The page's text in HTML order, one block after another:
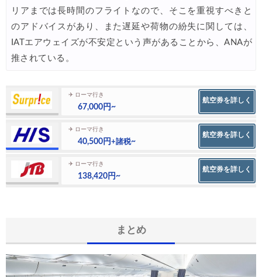
リアまでは長時間のフライトなので、そこを重視すべきと
のアドバイスがあり、また遅延や荷物の紛失に関しては、
IATエアウェイズが不安定という声があることから、ANAが
推されている。
✈ ローマ行き
67,000円~
航空券を詳しく
✈ ローマ行き
40,500円+諸税~
航空券を詳しく
✈ ローマ行き
138,420円~
航空券を詳しく
まとめ